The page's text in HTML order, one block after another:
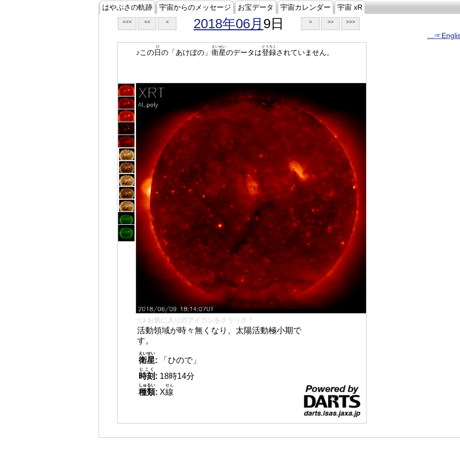
はやぶさの軌跡 宇宙からのメッセージ お宝データ 宇宙カレンダー 宇宙 xR
<<< << < 2018年06月 9日 > >> >>>
♪この日
ひ
の「あけぼの」 衛星
えいせい
のデータは登録
とうろく
されていません。
👈 お気に入りのアイコンをクリック！
活動領域が時々無くなり、太陽活動極小期で
す。
衛星
えいせい
:
「ひので」
時刻
じこく
: 18時14分
種類
しゅるい
: X線
せん